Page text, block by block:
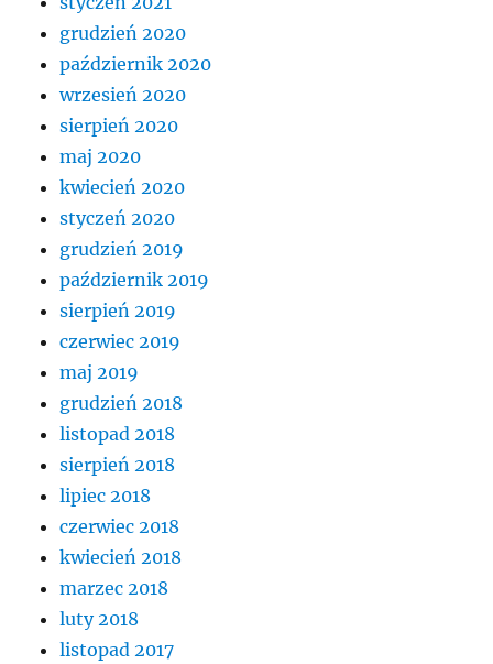
grudzień 2020
październik 2020
wrzesień 2020
sierpień 2020
maj 2020
kwiecień 2020
styczeń 2020
grudzień 2019
październik 2019
sierpień 2019
czerwiec 2019
maj 2019
grudzień 2018
listopad 2018
sierpień 2018
lipiec 2018
czerwiec 2018
kwiecień 2018
marzec 2018
luty 2018
listopad 2017